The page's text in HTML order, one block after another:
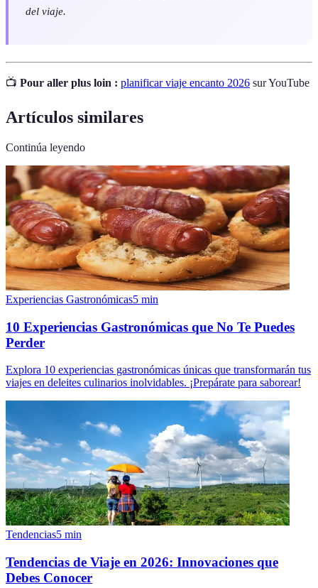
del viaje.
📺 Pour aller plus loin : planificar viaje encanto 2026 sur YouTube
Artículos similares
Continúa leyendo
Experiencias Gastronómicas5 min
10 Experiencias Gastronómicas que No Te Puedes
Perder
Explora 10 experiencias gastronómicas únicas que transformarán tus
viajes en deleites culinarios inolvidables. ¡Prepárate para saborear!
Tendencias5 min
Tendencias de Viaje en 2026: Innovaciones que
Debes Conocer